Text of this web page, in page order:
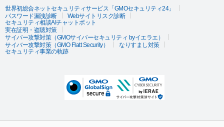
世界初総合ネットセキュリティサービス「GMOセキュリティ24」
パスワード漏洩診断
Webサイトリスク診断
セキュリティ相談AIチャットボット
実在証明・盗聴対策
サイバー攻撃対策（GMOサイバーセキュリティ byイエラエ）
サイバー攻撃対策（GMO Flatt Security）
なりすまし対策
セキュリティ事業の軌跡